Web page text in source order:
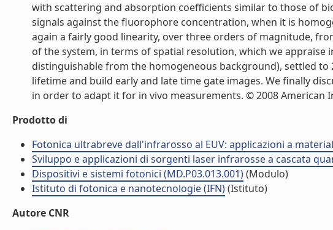
with scattering and absorption coefficients similar to those of
signals against the fluorophore concentration, when it is
again a fairly good linearity, over three orders of magnitude,
of the system, in terms of spatial resolution, which we
distinguishable from the homogeneous background), settled
lifetime and build early and late time gate images. We finally
in order to adapt it for in vivo measurements. © 2008 American
Prodotto di
Fotonica ultrabreve dall'infrarosso al EUV: applicazioni a
Sviluppo e applicazioni di sorgenti laser infrarosse a cascata
Dispositivi e sistemi fotonici (MD.P03.013.001)(Modulo)
Istituto di fotonica e nanotecnologie (IFN)(Istituto)
Autore CNR